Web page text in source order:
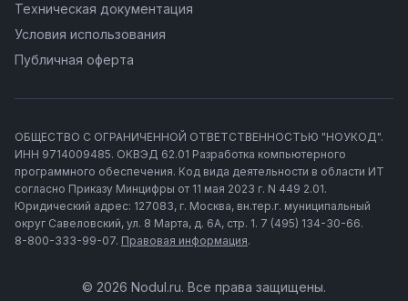
Техническая документация
Условия использования
Публичная оферта
ОБЩЕСТВО С ОГРАНИЧЕННОЙ ОТВЕТСТВЕННОСТЬЮ "НОУКОД".
ИНН 9714009485. ОКВЭД 62.01 Разработка компьютерного
программного обеспечения. Код вида деятельности в области ИТ
согласно Приказу Минцифры от 11 мая 2023 г. N 449 2.01.
Юридический адрес: 127083, г. Москва, вн.тер.г. муниципальный
округ Савеловский, ул. 8 Марта, д. 6А, стр. 1. 7 (495) 134-30-66.
8-800-333-99-07. Правовая информация.
© 2026 Nodul.ru. Все права защищены.